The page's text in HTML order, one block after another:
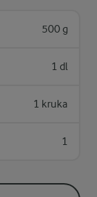
500 g
1 dl
1 kruka
1